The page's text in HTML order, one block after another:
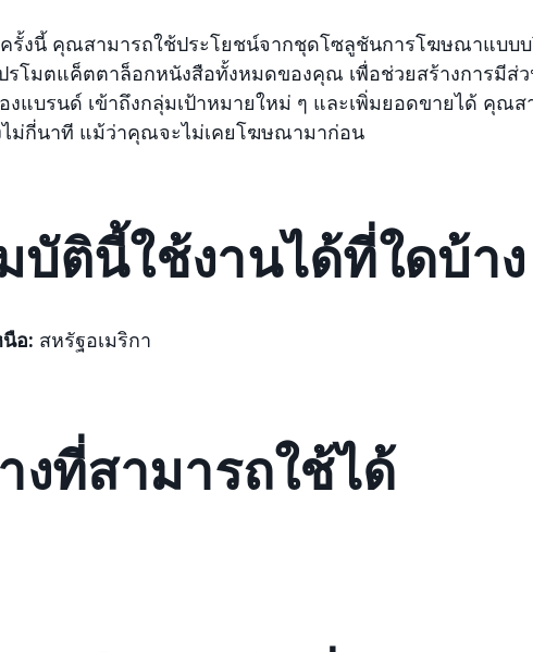
รั้งนี้ คุณสามารถใช้ประโยชน์จากชุดโซลูชันการโฆษณาแบบบ
รโมตแค็ตตาล็อกหนังสือทั้งหมดของคุณ เพื่อช่วยสร้างการมีส่
งแบรนด์ เข้าถึงกลุ่มเป้าหมายใหม่ ๆ และเพิ่มยอดขายได้ คุณ
ไม่กี่นาที แม้ว่าคุณจะไม่เคยโฆษณามาก่อน
ตินี้ใช้งานได้ที่ใดบ้าง
นือ: สหรัฐอเมริกา
งที่สามารถใช้ได้